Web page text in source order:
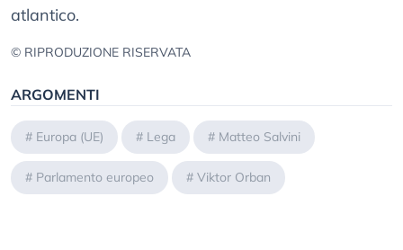
atlantico.
© RIPRODUZIONE RISERVATA
ARGOMENTI
# Europa (UE) # Lega # Matteo Salvini
# Parlamento europeo # Viktor Orban